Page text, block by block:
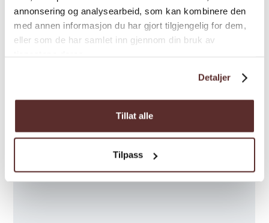
annonsering og analysearbeid, som kan kombinere den
med annen informasjon du har gjort tilgjengelig for dem,
eller som de har samlet inn gjennom din bruk av
Detaljer
Tillat alle
Tilpass